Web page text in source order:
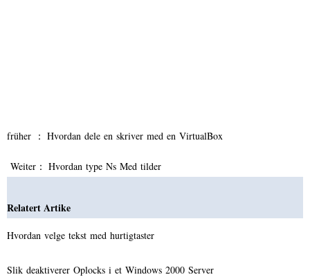
früher ： Hvordan dele en skriver med en VirtualBox
Weiter： Hvordan type Ns Med tilder
Relatert Artike
Hvordan velge tekst med hurtigtaster
Slik deaktiverer Oplocks i et Windows 2000 Server